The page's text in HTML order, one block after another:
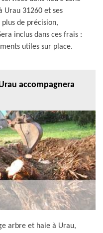
Urau 31260 et ses
plus de précision,
inclus dans ces frais :
utiles sur place.
accompagnera
arbre et haie à Urau,